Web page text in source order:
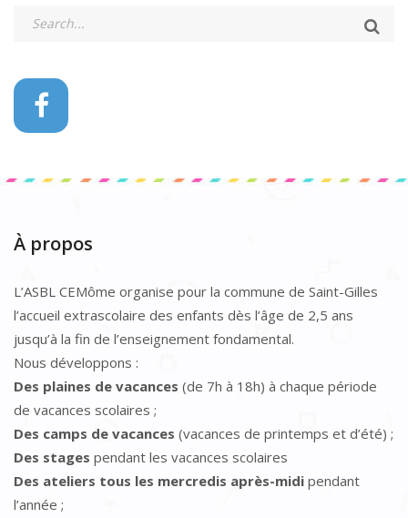
À propos
L’ASBL CEMôme organise pour la commune de Saint-Gilles
l’accueil extrascolaire des enfants dès l’âge de 2,5 ans
jusqu’à la fin de l’enseignement fondamental.
Nous développons :
Des plaines de vacances (de 7h à 18h) à chaque période
de vacances scolaires ;
Des camps de vacances (vacances de printemps et d’été) ;
Des stages pendant les vacances scolaires
Des ateliers tous les mercredis après-midi pendant
l’année ;